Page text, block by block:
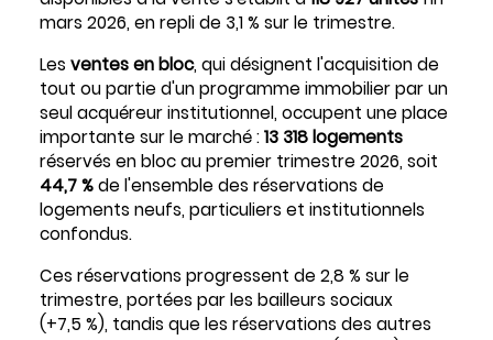
mars 2026, en repli de 3,1 % sur le trimestre.
Les ventes en bloc, qui désignent l'acquisition de
tout ou partie d'un programme immobilier par un
seul acquéreur institutionnel, occupent une place
importante sur le marché :13 318 logements
réservés en bloc au premier trimestre 2026, soit
44,7 %de l'ensemble des réservations de
logements neufs, particuliers et institutionnels
confondus.
Ces réservations progressent de 2,8 % sur le
trimestre, portées par les bailleurs sociaux
(+7,5 %), tandis que les réservations des autres